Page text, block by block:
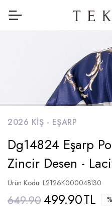
2026 KIŞ - EŞARP
Dg14824 Eşarp
Zincir Desen -
Ürün Kodu: L2126K00004BI30
649.90499.90TL